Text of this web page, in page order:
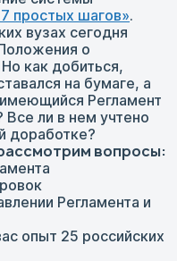
7 простых шагов».
вузах сегодня
о
как добиться,
на бумаге, а
Регламент
Все ли в нем учтено
доработке?
вопросы:
Регламента и
опыт 25 российских